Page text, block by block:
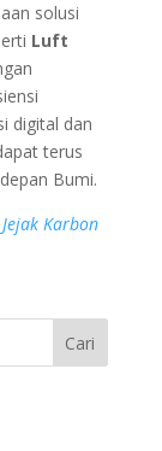
solusi
Luft
digital dan
terus
Bumi.
Karbon
Cari